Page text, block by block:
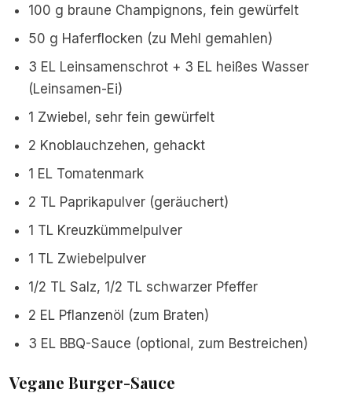
100 g braune Champignons, fein gewürfelt
50 g Haferflocken (zu Mehl gemahlen)
3 EL Leinsamenschrot + 3 EL heißes Wasser
(Leinsamen-Ei)
1 Zwiebel, sehr fein gewürfelt
2 Knoblauchzehen, gehackt
1 EL Tomatenmark
2 TL Paprikapulver (geräuchert)
1 TL Kreuzkümmelpulver
1 TL Zwiebelpulver
1/2 TL Salz, 1/2 TL schwarzer Pfeffer
2 EL Pflanzenöl (zum Braten)
3 EL BBQ-Sauce (optional, zum Bestreichen)
Vegane Burger-Sauce